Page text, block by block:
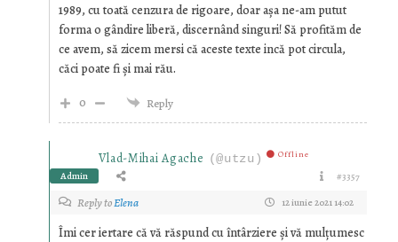
1989, cu toată cenzura de rigoare, doar așa ne-am putut
forma o gândire liberă, discernând singuri! Să profităm de
ce avem, să zicem mersi că aceste texte incă pot circula,
căci poate fi și mai rău.
0
Reply
Vlad-Mihai Agache (@utzu) Offline
Admin #3357
Reply toElena 12 iunie 2021 14:02
Îmi cer iertare că vă răspund cu întârziere şi vă mulţumesc